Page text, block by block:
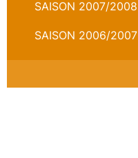
SAISON 2007/2008
SAISON 2006/2007